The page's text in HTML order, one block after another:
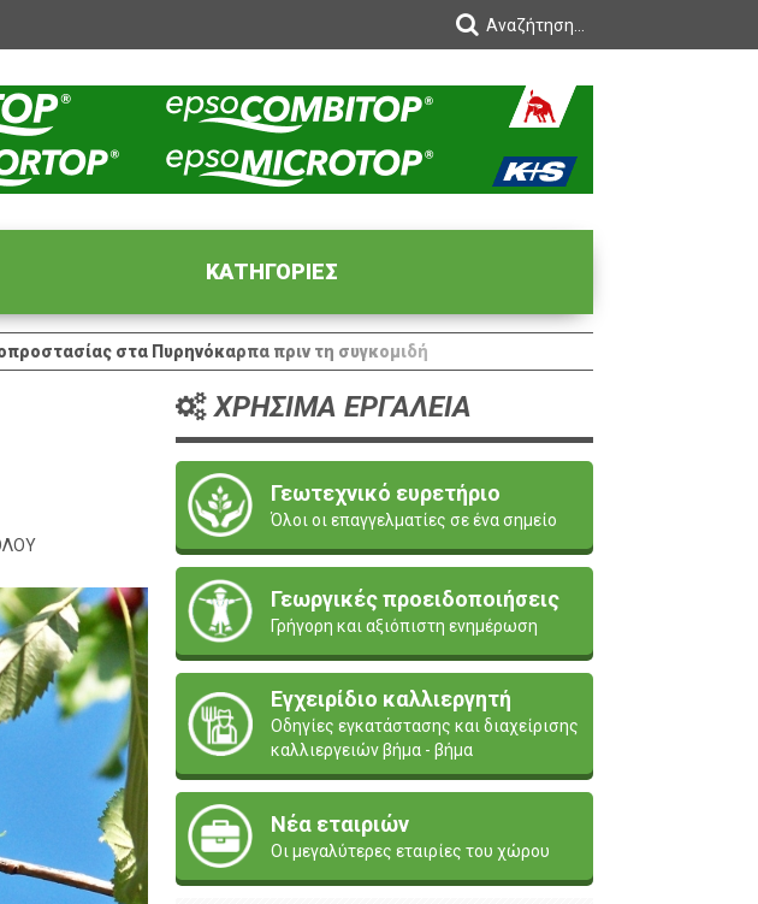
ΚΑΤΗΓΟΡΙΕΣ
στα Πυρηνόκαρπα πριν τη συγκομιδή
ΧΡΗΣΙΜΑ ΕΡΓΑΛΕΙΑ
Γεωτεχνικό ευρετήριο
Όλοι οι επαγγελματίες σε ένα σημείο
Γεωργικές προειδοποιήσεις
Γρήγορη και αξιόπιστη ενημέρωση
Εγχειρίδιο καλλιεργητή
Οδηγίες εγκατάστασης και διαχείρισης
καλλιεργειών βήμα - βήμα
Νέα εταιριών
Οι μεγαλύτερες εταιρίες του χώρου